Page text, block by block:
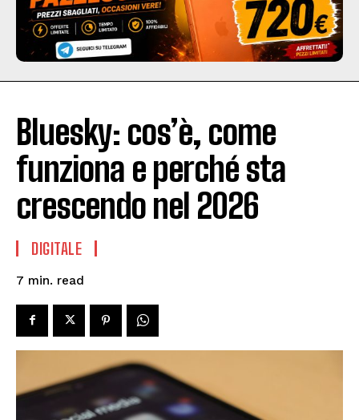
Bluesky: cos’è, come
funziona e perché sta
crescendo nel 2026
DIGITALE
7 min. read